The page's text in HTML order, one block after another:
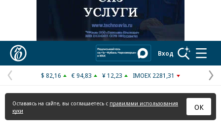
Вход
Предыдущая
страница
$ 82,16 € 94,83 ¥ 12,23 IMOEX 2281,31
Оставаясь на сайте, вы соглашаетесь с правилами использования
куки
ОК